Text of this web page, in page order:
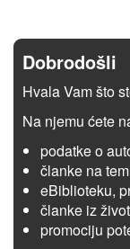
Dobrodošli
Hvala Vam što
Na njemu ćete
podatke o
članke na
eBiblioteku,
članke iz
promociju